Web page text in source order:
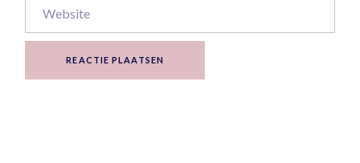
REACTIE PLAATSEN